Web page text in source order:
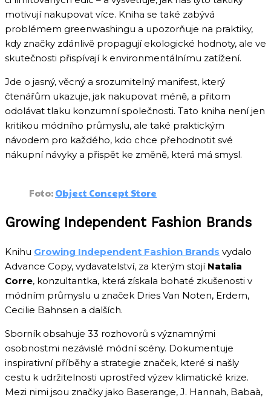
motivují nakupovat více. Kniha se také zabývá
problémem greenwashingu a upozorňuje na praktiky,
kdy značky zdánlivě propagují ekologické hodnoty, ale ve
skutečnosti přispívají k environmentálnímu zatížení.
Jde o jasný, věcný a srozumitelný manifest, který
čtenářům ukazuje, jak nakupovat méně, a přitom
odolávat tlaku konzumní společnosti. Tato kniha není jen
kritikou módního průmyslu, ale také praktickým
návodem pro každého, kdo chce přehodnotit své
nákupní návyky a přispět ke změně, která má smysl.
Foto:Object Concept Store
Growing Independent Fashion Brands
Knihu Growing Independent Fashion Brands vydalo
Advance Copy, vydavatelství, za kterým stojí Natalia
Corre, konzultantka, která získala bohaté zkušenosti v
módním průmyslu u značek Dries Van Noten, Erdem,
Cecilie Bahnsen a dalších.
Sborník obsahuje 33 rozhovorů s významnými
osobnostmi nezávislé módní scény. Dokumentuje
inspirativní příběhy a strategie značek, které si našly
cestu k udržitelnosti uprostřed výzev klimatické krize.
Mezi nimi jsou značky jako Baserange, J. Hannah, Babaà,